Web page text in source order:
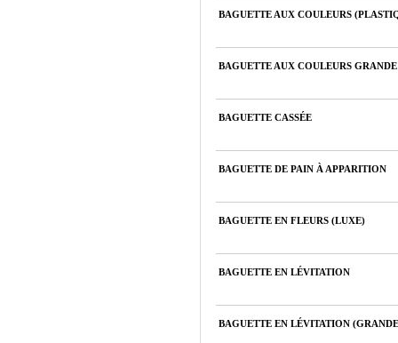
BAGUETTE AUX COULEURS
BAGUETTE AUX COULEURS
BAGUETTE CASSÉE
BAGUETTE DE PAIN À APPARITION
BAGUETTE EN FLEURS (LUXE)
BAGUETTE EN LÉVITATION
BAGUETTE EN LÉVITATION